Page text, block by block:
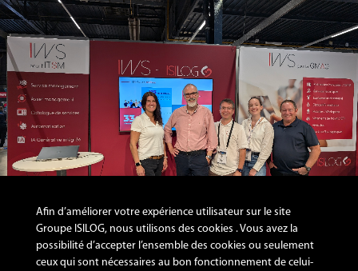
Catégorie d'événements:
Afin d’améliorer votre expérience utilisateur sur le site
Groupe ISILOG, nous utilisons des cookies . Vous avez la
possibilité d’accepter l’ensemble des cookies ou seulement
ceux qui sont nécessaires au bon fonctionnement de celui-